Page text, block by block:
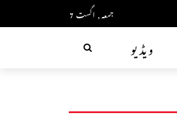
جمعہ, اگست 7
ویڈیو